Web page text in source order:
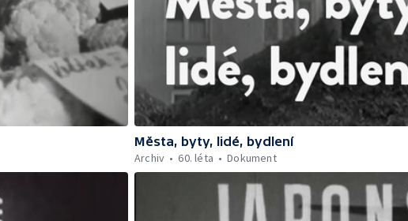
Města, byty, lidé, bydlení
Archiv
60. léta Dokument